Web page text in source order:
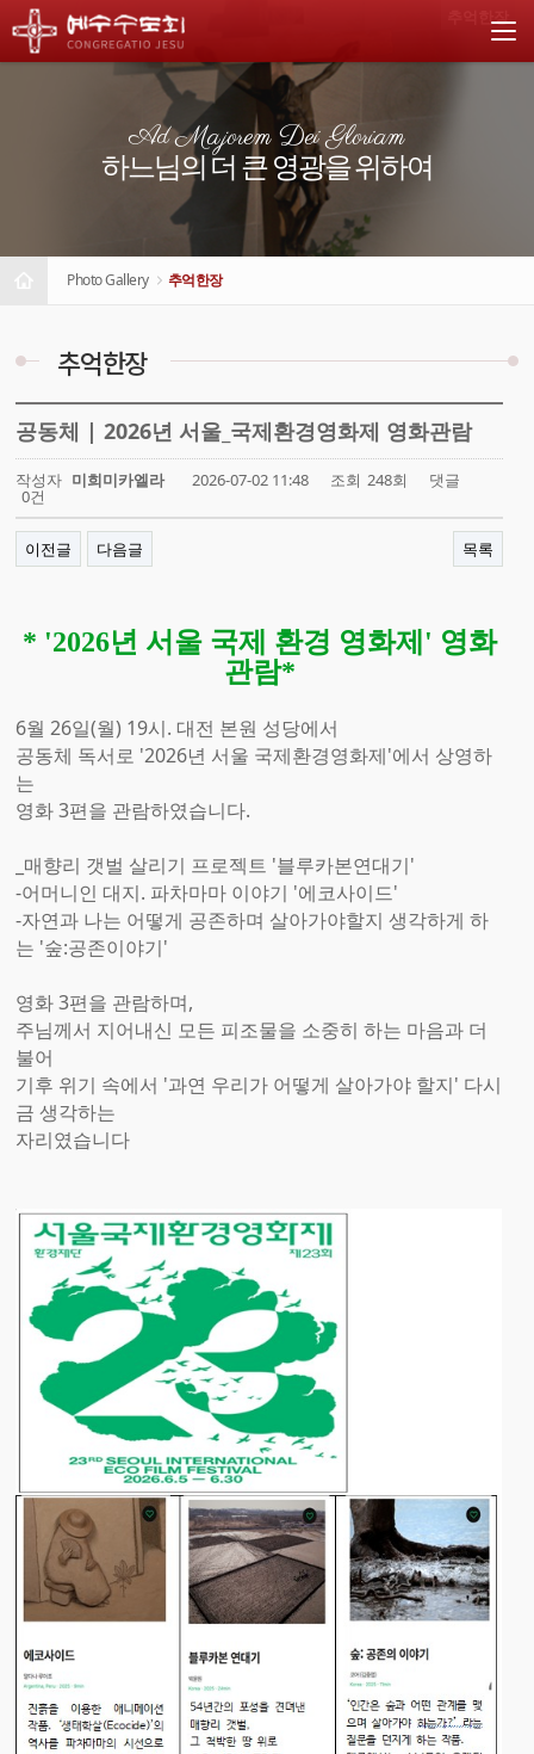
Ad Majorem Dei Gloriam
하느님의 더 큰 영광을 위하여
Photo Gallery 추억한장
추억한장
추억한장
공동체 | 2026년 서울_국제환경영화제 영화관람
작성자 미희미카엘라 2026-07-02 11:48 조회 248회 댓글
0건
이전글 다음글 목록
* '2026년 서울 국제 환경 영화제' 영화
관람*
6월 26일(월) 19시. 대전 본원 성당에서
공동체 독서로 '2026년 서울 국제환경영화제'에서 상영하
는
영화 3편을 관람하였습니다.
_매향리 갯벌 살리기 프로젝트 '블루카본연대기'
-어머니인 대지. 파차마마 이야기 '에코사이드'
-자연과 나는 어떻게 공존하며 살아가야할지 생각하게 하
는 '숲:공존이야기'
영화 3편을 관람하며,
주님께서 지어내신 모든 피조물을 소중히 하는 마음과 더
불어
기후 위기 속에서 '과연 우리가 어떻게 살아가야 할지' 다시
금 생각하는
자리였습니다